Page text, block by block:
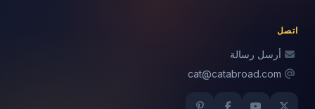
اتصل
أرسل رسالة
cat@catabroad.com